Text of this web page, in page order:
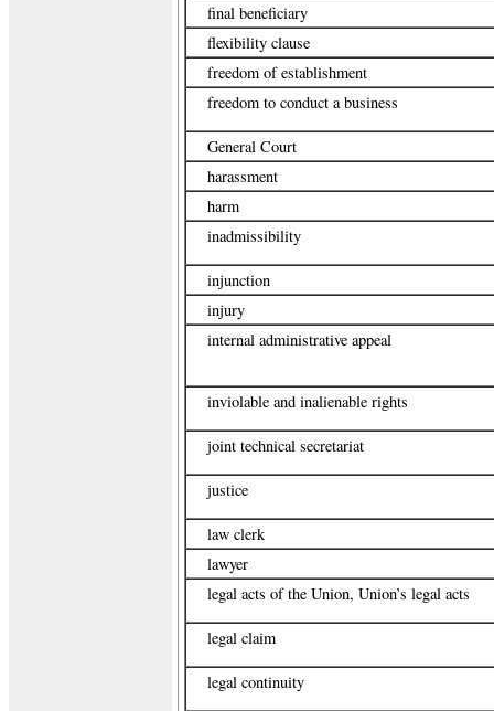
final beneficiary
flexibility clause
freedom of establishment
freedom to conduct a business
General Court
harassment
harm
inadmissibility
injunction
injury
internal administrative appeal
inviolable and inalienable rights
joint technical secretariat
justice
law clerk
lawyer
legal acts of the Union, Union’s legal acts
legal claim
legal continuity